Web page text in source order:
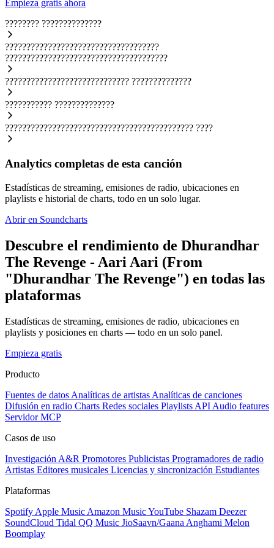
Empieza gratis ahora
???????? ??????????????
????????????????????????????????????
??????????????????????????????????????
????????????????????????????? ??????????????
??????????? ??????????????
???????????????????????????????????????????? ????
Analytics completas de esta canción
Estadísticas de streaming, emisiones de radio, ubicaciones en
playlists e historial de charts, todo en un solo lugar.
Abrir en Soundcharts
Descubre el rendimiento de Dhurandhar
The Revenge - Aari Aari (From
"Dhurandhar The Revenge") en todas las
plataformas
Estadísticas de streaming, emisiones de radio, ubicaciones en
playlists y posiciones en charts — todo en un solo panel.
Empieza gratis
Producto
Fuentes de datos Analíticas de artistas Analíticas de canciones
Difusión en radio Charts Redes sociales Playlists API Audio features
Servidor MCP
Casos de uso
Investigación A&R Promotores Publicistas Programadores de radio
Artistas Editores musicales Licencias y sincronización Estudiantes
Plataformas
Spotify Apple Music Amazon MusicYouTube Shazam Deezer
SoundCloud Tidal QQ Music JioSaavn/Gaana Anghami Melon
Boomplay